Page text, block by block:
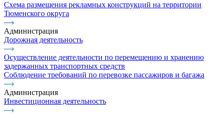
Схема размещения рекламных конструкций на территории
Тюменского округа
Администрация
Дорожная деятельность
Осуществление деятельности по перемещению и хранению
задержанных транспортных средств
Соблюдение требований по перевозке пассажиров и багажа
Администрация
Инвестиционная деятельность